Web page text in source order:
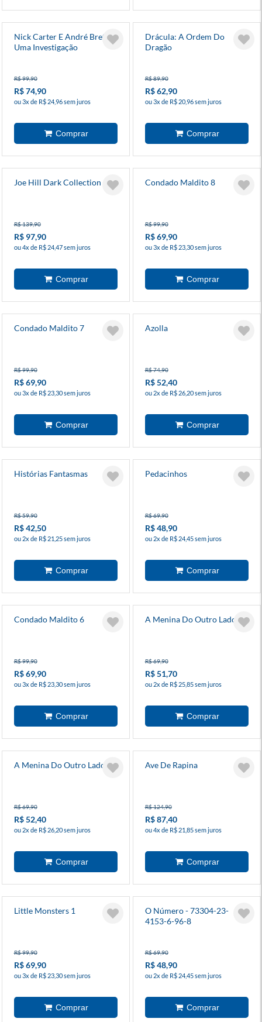
Nick Carter E André Breton:
Uma Investigação
R$ 99,90
R$ 74,90
ou 3x de R$ 24,96 sem juros
Drácula: A Ordem Do
Dragão
R$ 89,90
R$ 62,90
ou 3x de R$ 20,96 sem juros
Joe Hill Dark Collection 2
R$ 139,90
R$ 97,90
ou 4x de R$ 24,47 sem juros
Condado Maldito 8
R$ 99,90
R$ 69,90
ou 3x de R$ 23,30 sem juros
Condado Maldito 7
R$ 99,90
R$ 69,90
ou 3x de R$ 23,30 sem juros
Azolla
R$ 74,90
R$ 52,40
ou 2x de R$ 26,20 sem juros
Histórias Fantasmas
R$ 59,90
R$ 42,50
ou 2x de R$ 21,25 sem juros
Pedacinhos
R$ 69,90
R$ 48,90
ou 2x de R$ 24,45 sem juros
Condado Maldito 6
R$ 99,90
R$ 69,90
ou 3x de R$ 23,30 sem juros
A Menina Do Outro Lado 10
R$ 69,90
R$ 51,70
ou 2x de R$ 25,85 sem juros
A Menina Do Outro Lado 11
R$ 69,90
R$ 52,40
ou 2x de R$ 26,20 sem juros
Ave De Rapina
R$ 124,90
R$ 87,40
ou 4x de R$ 21,85 sem juros
Little Monsters 1
R$ 99,90
R$ 69,90
ou 3x de R$ 23,30 sem juros
O Número - 73304-23-
4153-6-96-8
R$ 69,90
R$ 48,90
ou 2x de R$ 24,45 sem juros